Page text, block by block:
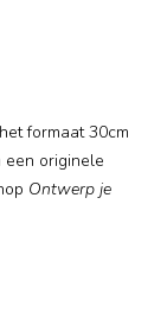
formaat 30cm
een originele
Ontwerp je